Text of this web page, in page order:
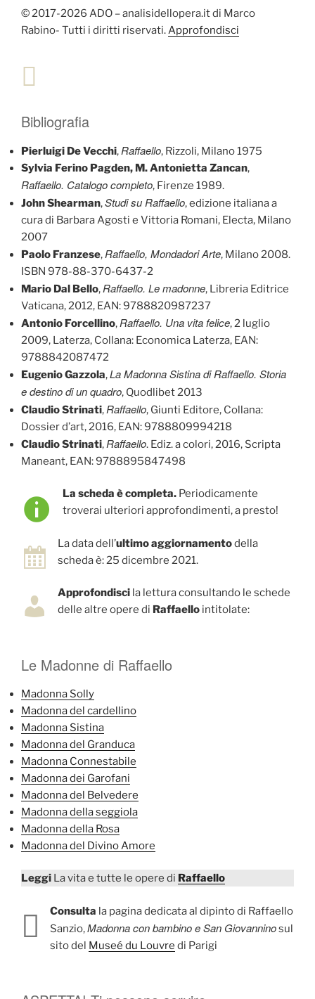
© 2017-2026 ADO – analisidellopera.it di Marco
Rabino- Tutti i diritti riservati.Approfondisci
Bibliografia
Pierluigi De Vecchi, Raffaello, Rizzoli, Milano 1975
Sylvia Ferino Pagden, M. Antonietta Zancan,
Raffaello. Catalogo completo, Firenze 1989.
John Shearman,Studi su Raffaello, edizione italiana a
cura di Barbara Agosti e Vittoria Romani, Electa, Milano
2007
Paolo Franzese, Raffaello, Mondadori Arte, Milano 2008.
ISBN 978-88-370-6437-2
Mario Dal Bello, Raffaello. Le madonne, Libreria Editrice
Vaticana, 2012, EAN: 9788820987237
Antonio Forcellino, Raffaello. Una vita felice, 2 luglio
2009, Laterza, Collana: Economica Laterza, EAN:
9788842087472
Eugenio Gazzola,La Madonna Sistina di Raffaello. Storia
e destino di un quadro, Quodlibet 2013
Claudio Strinati, Raffaello, Giunti Editore, Collana:
Dossier d’art, 2016, EAN: 9788809994218
Claudio Strinati, Raffaello. Ediz. a colori, 2016, Scripta
Maneant, EAN: 9788895847498
La scheda è completa. Periodicamente
troverai ulteriori approfondimenti, a presto!
La data dell’ultimo aggiornamentodella
scheda è: 25 dicembre 2021.
Approfondisci la lettura consultando le schede
delle altre opere di Raffaello intitolate:
Le Madonne di Raffaello
Madonna Solly
Madonna del cardellino
Madonna Sistina
Madonna del Granduca
Madonna Connestabile
Madonna dei Garofani
Madonna del Belvedere
Madonna della seggiola
Madonna della Rosa
Madonna del Divino Amore
Leggi La vita e tutte le opere di Raffaello
Consulta la pagina dedicata al dipinto di Raffaello
Sanzio,Madonna con bambino e San Giovanninosul
sito del Museé du Louvre di Parigi